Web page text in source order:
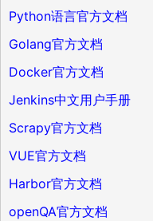
Python语言官方文档
Golang官方文档
Docker官方文档
Jenkins中文用户手册
Scrapy官方文档
VUE官方文档
Harbor官方文档
openQA官方文档